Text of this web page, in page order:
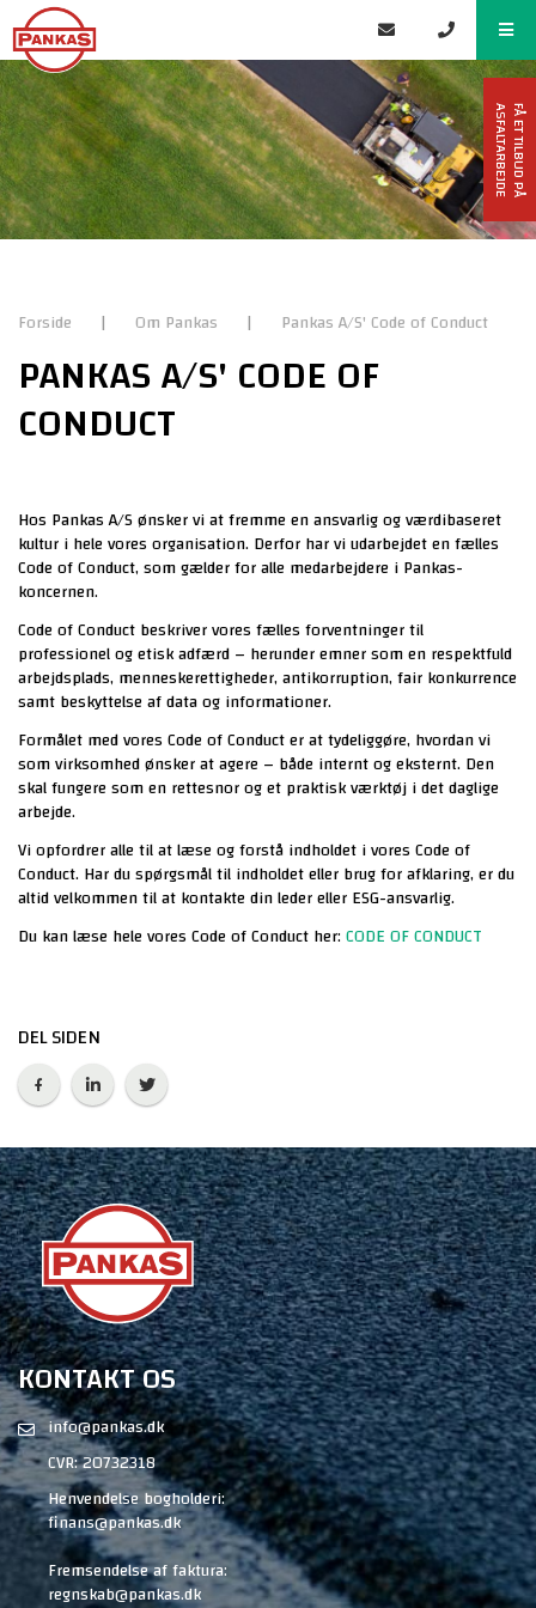
Forside | Om Pankas | Pankas A/S' Code of Conduct
F
Å
E
T
T
I
L
B
U
D
P
Å
A
S
F
A
L
T
A
R
B
E
J
D
E
PANKAS A/S' CODE OF
CONDUCT
Hos Pankas A/S ønsker vi at fremme en ansvarlig og værdibaseret
kultur i hele vores organisation. Derfor har vi udarbejdet en fælles
Code of Conduct, som gælder for alle medarbejdere i Pankas-
koncernen.
Code of Conduct beskriver vores fælles forventninger til
professionel og etisk adfærd – herunder emner som en respektfuld
arbejdsplads, menneskerettigheder, antikorruption, fair konkurrence
samt beskyttelse af data og informationer.
Formålet med vores Code of Conduct er at tydeliggøre, hvordan vi
som virksomhed ønsker at agere – både internt og eksternt. Den
skal fungere som en rettesnor og et praktisk værktøj i det daglige
arbejde.
Vi opfordrer alle til at læse og forstå indholdet i vores Code of
Conduct. Har du spørgsmål til indholdet eller brug for afklaring, er du
altid velkommen til at kontakte din leder eller ESG-ansvarlig.
Du kan læse hele vores Code of Conduct her:CODE OF CONDUCT
DEL SIDEN
KONTAKT OS
info@pankas.dk
CVR: 20732318
Henvendelse bogholderi:
finans@pankas.dk
Fremsendelse af faktura:
regnskab@pankas.dk
FÅ ET TILBUD PÅ ASFALTARBEJDE